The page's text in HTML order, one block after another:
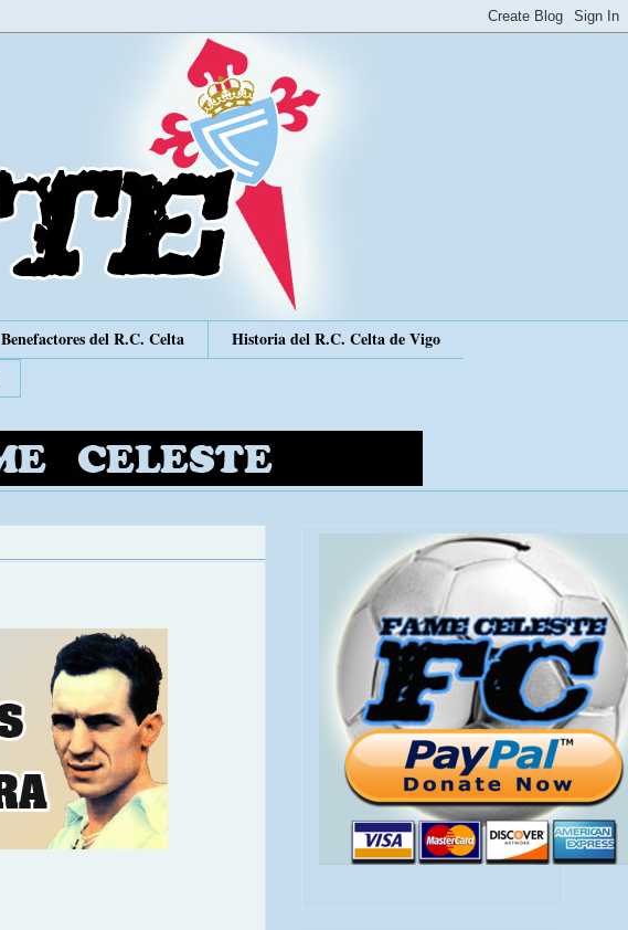
Benefactores del R.C. Celta
Historia del R.C. Celta de Vigo